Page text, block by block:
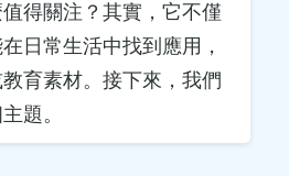
得關注？其實，它不僅
日常生活中找到應用，
育素材。接下來，我們
題。